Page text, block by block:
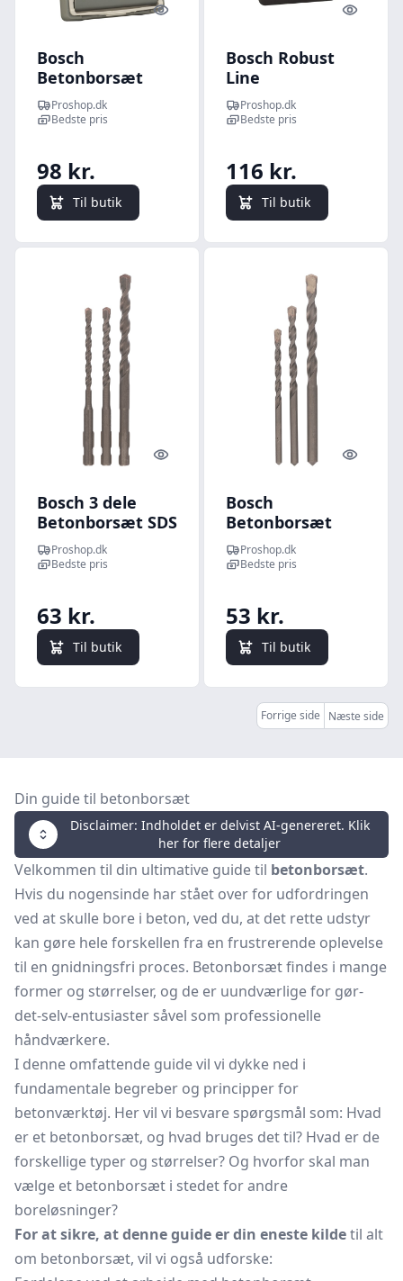
Quick look
Bosch
Betonborsæt
CYL-3 med 5 dele
Proshop.dk
Bedste pris
98 kr.
Til butik
Quick
Bosch Robust
Line
betonborsæt
CYL-3 med 5 dele
Proshop.dk
Bedste pris
116 kr.
Til butik
Quick look
Bosch 3 dele
Betonborsæt SDS
quick
Proshop.dk
Bedste pris
63 kr.
Til butik
Quick
Bosch
Betonborsæt
CYL-3 med 3 dele
Proshop.dk
Bedste pris
53 kr.
Til butik
Forrige side Næste side
Din guide til betonborsæt
Disclaimer: Indholdet er delvist AI-genereret. Klik
her for flere detaljer
Velkommen til din ultimative guide til betonborsæt.
Hvis du nogensinde har stået over for udfordringen
ved at skulle bore i beton, ved du, at det rette udstyr
kan gøre hele forskellen fra en frustrerende oplevelse
til en gnidningsfri proces. Betonborsæt findes i mange
former og størrelser, og de er uundværlige for gør-
det-selv-entusiaster såvel som professionelle
håndværkere.
I denne omfattende guide vil vi dykke ned i
fundamentale begreber og principper for
betonværktøj. Her vil vi besvare spørgsmål som: Hvad
er et betonborsæt, og hvad bruges det til? Hvad er de
forskellige typer og størrelser? Og hvorfor skal man
vælge et betonborsæt i stedet for andre
boreløsninger?
For at sikre, at denne guide er din eneste kildetil alt
om betonborsæt, vil vi også udforske: